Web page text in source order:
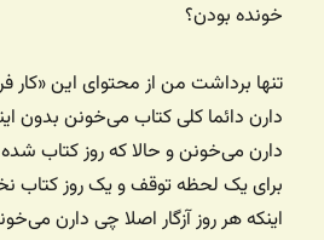
خونده بودن؟
تنها برداشت من از محتوای این «کار
دارن دائما کلی کتاب می‌خونن بدون
دارن می‌خونن و حالا که روز کتاب
برای یک لحظه توقف و یک روز کتاب
اینکه هر روز آزگار اصلا چی دارن